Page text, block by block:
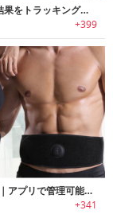
Comper｜結果をトラッキングするおでこで測るスマート体温計「コンパー」
+399
CharmBelt｜アプリで管理可能な腹筋用EMSベルト「チャームベルト」
+341